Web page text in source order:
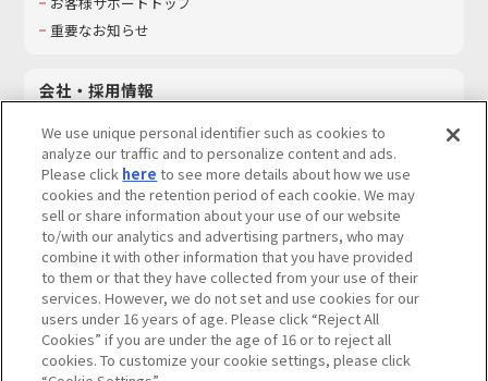
重要なお知らせ
会社・採用情報
採用情報
サステナビリティ
お問い合わせ
ウェブサイトご利用条件 ソーシャルメディアポリシー
個人情報及び特定個人情報等の取り扱いに関する保護方針
Do Not Sell or Share My Personal Information著作権・商標について
We use unique personal identifier such as cookies to
analyze our traffic and to personalize content and ads.
Please click here to see more details about how we use
cookies and the retention period of each cookie. We may
sell or share information about your use of our website
to/with our analytics and advertising partners, who may
combine it with other information that you have provided
to them or that they have collected from your use of their
services. However, we do not set and use cookies for our
users under 16 years of age. Please click “Reject All
Cookies” if you are under the age of 16 or to reject all
cookies. To customize your cookie settings, please click